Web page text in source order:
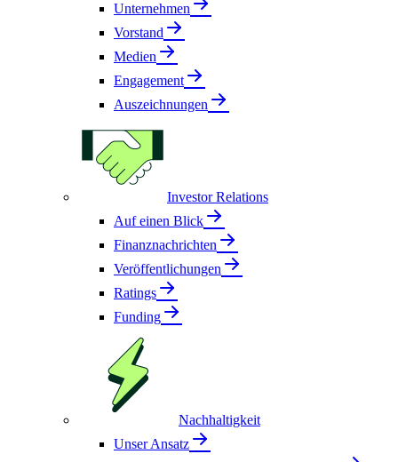
Unternehmen
Vorstand
Medien
Engagement
Auszeichnungen
Investor Relations
Auf einen Blick
Finanznachrichten
Veröffentlichungen
Ratings
Funding
Nachhaltigkeit
Unser Ansatz